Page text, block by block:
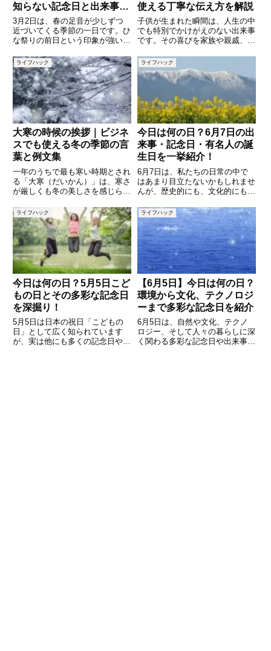
知らない記念日と出来事を
徹底解説
3月2日は、春の足音が少しずつ
近づいてくる季節の一日です。ひ
な祭りの前日という印象が強いか
さまざまな記念日や歴史的な出来
事があります。日々の生活の中で
「今日は何の日だろう？」と考え
ることは、季節や文化を感じるき
使える丁寧な伝え方を解説
子供が生まれた瞬間は、人生の中
でも特別でかけがえのない出来事
です。その喜びを家族や親戚、友
「どのような言葉で伝えればよい
のか」「失礼にあたらない表現は
何か」と悩む方も多いのではない
でしょうか。特に、相手との関係
性
ライフハック
大寒の時候の挨拶｜ビジネ
スでも使える冬の季節の言
葉と例文集
一年のうちで最も寒い時期とされ
る「大寒（だいかん）」は、寒さ
が厳しくも冬の美しさを感じられ
紙では、この時期にふさわしい
「時候の挨拶」を使うことで、相
手に季節感と礼儀を伝えることが
できます。この記事では、「大
寒」
ライフハック
今日は何の日？6月7日の出
来事・記念日・有名人の誕
生日を一挙紹介！
6月7日は、私たちの日常の中で
はあまり目立たないかもしれませ
んが、歴史的にも、文化的にも、
や「出来事」が詰まった日です。
この記事では、「今日は何の
日？」という疑問に答えるべく、
6月7日にまつわる記念日、有名
人の
ライフハック
今日は何の日？5月5日こど
もの日とその多彩な記念日
を深掘り！
5月5日は日本の祝日「こどもの
日」として広く知られています
が、実は他にも多くの記念日や出
ライフハック
【6月5日】今日は何の日？
環境から文化、テクノロジ
ーまで多彩な記念日を紹介
6月5日は、自然や文化、テクノ
ロジー、そして人々の暮らしに深
く関わる多彩な記念日や出来事が